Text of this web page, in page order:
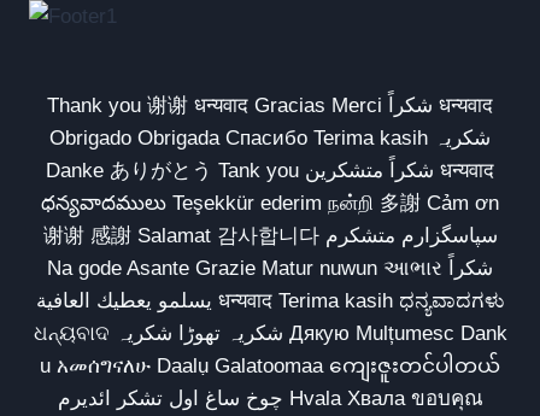
Thank you 谢谢 धन्यवाद Gracias Merci شكراً धन्यवाद
Obrigado Obrigada Спасибо Terima kasih شکریہ
Danke ありがとう Tank you شكراً متشكرين धन्यवाद
ధన్యవాదములు Teşekkür ederim நன்றி 多謝 Cảm ơn
谢谢 感謝 Salamat 감사합니다 سپاسگزارم متشکرم
Na gode Asante Grazie Matur nuwun આભાર شكراً
يسلمو يعطيك العافية धन्यवाद Terima kasih ಧನ್ಯವಾದಗಳು
ଧନ୍ୟବାଦ شکریہ تھوڑا شکریہ Дякую Mulțumesc Dank
u አመሰግናለሁ Daalụ Galatoomaa ကျေးဇူးတင်ပါတယ်
چوخ ساغ اول تشکر ائدیرم Hvala Хвала ขอบคุณ